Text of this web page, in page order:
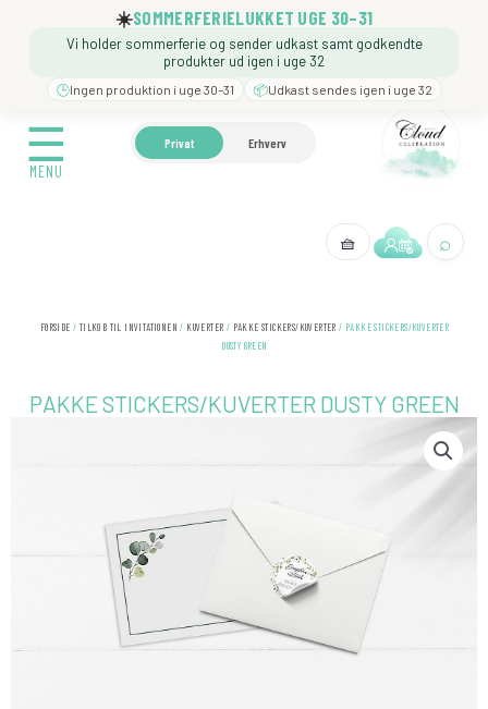
☀️SOMMERFERIELUKKET UGE 30–31
Vi holder sommerferie og sender udkast samt godkendte
produkter ud igen i uge 32
🕒Ingen produktion i uge 30–31 📦Udkast sendes igen i uge 32
☰
MENU
Privat Erhverv
🧺 ⌕
☰
MENU
❓️ BESØG
FORSIDE / TILKØB TIL INVITATIONEN / KUVERTER / PAKKE STICKERS/KUVERTER / PAKKE STICKERS/KUVERTER
DUSTY GREEN
PAKKE STICKERS/KUVERTER DUSTY GREEN